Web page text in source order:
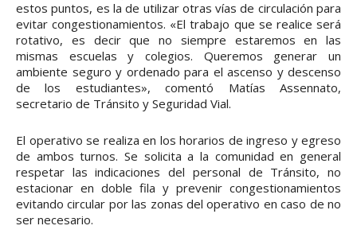
estos puntos, es la de utilizar otras vías de circulación para
evitar congestionamientos. «El trabajo que se realice será
rotativo, es decir que no siempre estaremos en las
mismas escuelas y colegios. Queremos generar un
ambiente seguro y ordenado para el ascenso y descenso
de los estudiantes», comentó Matías Assennato,
secretario de Tránsito y Seguridad Vial.
El operativo se realiza en los horarios de ingreso y egreso
de ambos turnos. Se solicita a la comunidad en general
respetar las indicaciones del personal de Tránsito, no
estacionar en doble fila y prevenir congestionamientos
evitando circular por las zonas del operativo en caso de no
ser necesario.